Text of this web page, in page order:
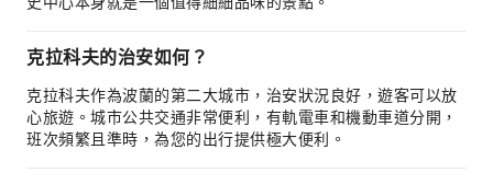
克拉科夫的治安如何？
克拉科夫作為波蘭的第二大城市，治安狀況良好，遊客可以放
心旅遊。城市公共交通非常便利，有軌電車和機動車道分開，
班次頻繁且準時，為您的出行提供極大便利。